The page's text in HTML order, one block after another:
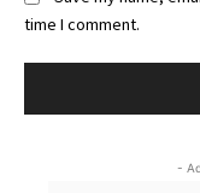
time I comment.
-